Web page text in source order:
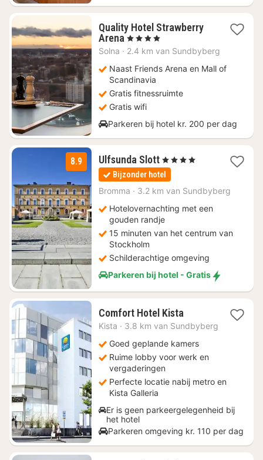
Quality Hotel Strawberry
Arena1
nacht
€
108,66
, 4 Sterren
Solna · 2.4 km van Sundbyberg
Naast Friends Arena en Mall of
Scandinavia
Gratis fitnessruimte
Gratis wifi
Parkeren bij hotel kr. 200 per dag
8.9 Ulfsunda Slott1
nacht
vanaf
€
, 4 Sterren
Bijzonder hotel
Bromma · 3.2 km van Sundbyberg
Hotelovernachting met een
gouden randje
15 minuten van het centrum van
Stockholm
Schilderachtige omgeving
Parkeren bij hotel - Gratis
Comfort Hotel Kista2
nachten
vanaf
€
81,67
Kista · 3.8 km van Sundbyberg
Goed geplande kamers
Ruime lobby voor werk en
vergaderingen
Perfecte locatie nabij metro en
Kista Galleria
Er is geen parkeergelegenheid bij
het hotel
Parkeren omgeving kr. 110 per dag